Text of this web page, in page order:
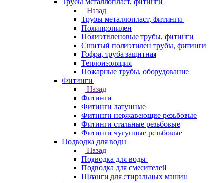
Трубы металлопласт, фитинги
Назад
Трубы металлопласт, фитинги
Полипропилен
Полиэтиленовые трубы, фитинги
Сшитый полиэтилен трубы, фитинги
Гофра, труба защитная
Теплоизоляция
Пожарные трубы, оборудование
Фитинги
Назад
Фитинги
Фитинги латунные
Фитинги нержавеющие резьбовые
Фитинги стальные резьбовые
Фитинги чугунные резьбовые
Подводка для воды
Назад
Подводка для воды
Подводка для смесителей
Шланги для стиральных машин